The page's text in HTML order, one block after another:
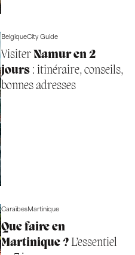
BelgiqueCity Guide
Visiter Namur en 2
jours: itinéraire, conseils,
bonnes adresses
CaraïbesMartinique
Que faire en
Martinique ?L’essentiel